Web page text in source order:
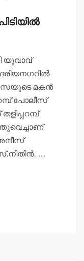
യുവാവ്
മകന്‍
പോലീസ്
…